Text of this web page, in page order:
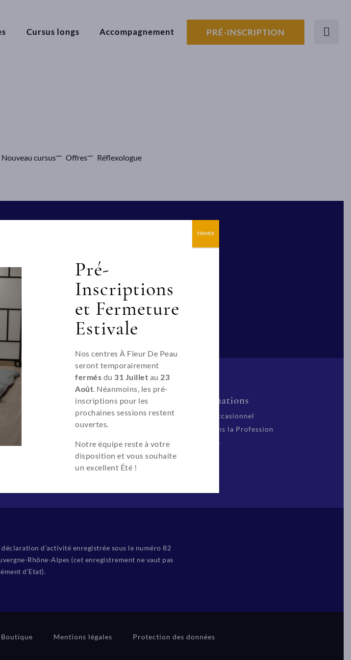
Cursus longs Accompagnement PRÉ-INSCRIPTION
Nouveau cursus Offres Réflexologue
+(33) 04 78 84 24 91
Techniques chinoises
Diététique Chinoise
Tui Na des Saisons – Niveau 2
Chi Nei Tsang
Autres formations
Formateur Occasionnel
S’installer dans la Profession
Aromatologie
VAE
d’activité enregistrée sous le numéro 82
Rhône-Alpes (cet enregistrement ne vaut pas
d’Etat).
Boutique Mentions légales Protection des données
Pré-
Inscriptions
et Fermeture
Estivale
Nos centres À Fleur De Peau
seront temporairement
fermés du 31 Juillet au 23
Août. Néanmoins, les pré-
inscriptions pour les
prochaines sessions restent
ouvertes.
Notre équipe reste à votre
disposition et vous souhaite
un excellent Été !
FERMER